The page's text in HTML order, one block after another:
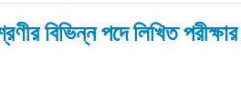
বিভিন্ন পদে লিখিত পরীক্ষার